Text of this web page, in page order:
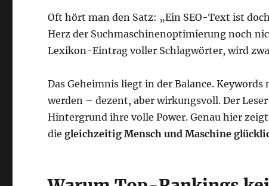
Oft hört man den Satz: „Ein SEO-Text ist
Herz der Suchmaschinenoptimierung noch
Lexikon-Eintrag voller Schlagwörter, wird
Das Geheimnis liegt in der Balance.
werden – dezent, aber wirkungsvoll. Der
Hintergrund ihre volle Power. Genau hier
diegleichzeitig Mensch und Maschine